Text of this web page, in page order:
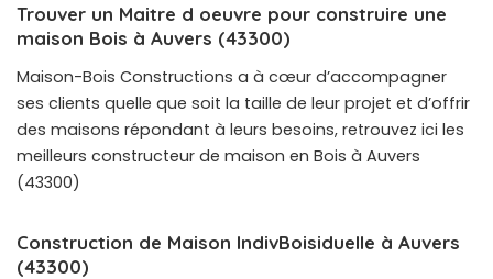
Trouver un Maitre d oeuvre pour construire une
maison Bois à Auvers (43300)
Maison-Bois Constructions a à cœur d’accompagner
ses clients quelle que soit la taille de leur projet et d’offrir
des maisons répondant à leurs besoins, retrouvez ici les
meilleurs constructeur de maison en Bois à Auvers
(43300)
Construction de Maison IndivBoisiduelle à Auvers
(43300)